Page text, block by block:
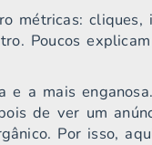
métricas:
Poucos
a mais
de ver um
Por isso,